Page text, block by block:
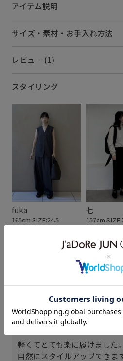
アイテム説明
サイズ・素材・お手入れ方法
レビュー (1)
スタイリング
fuka
165cm SIZE:24.5
七
157cm
スタッフレビュー
普段のサイズ23cmですが、
でちょうどよかったです。
裸足で履くと少し踵が浮いて
軽くてとても楽に履けました
自然にスタイルアップできます